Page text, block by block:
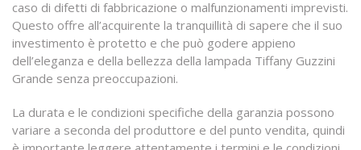
caso di difetti di fabbricazione o malfunzionamenti imprevisti.
Questo offre all’acquirente la tranquillità di sapere che il suo
investimento è protetto e che può godere appieno
dell’eleganza e della bellezza della lampada Tiffany Guzzini
Grande senza preoccupazioni.
La durata e le condizioni specifiche della garanzia possono
variare a seconda del produttore e del punto vendita, quindi